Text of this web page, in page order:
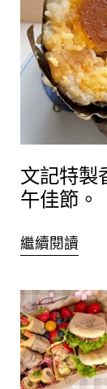
文記特製
午佳節。
繼續閱讀